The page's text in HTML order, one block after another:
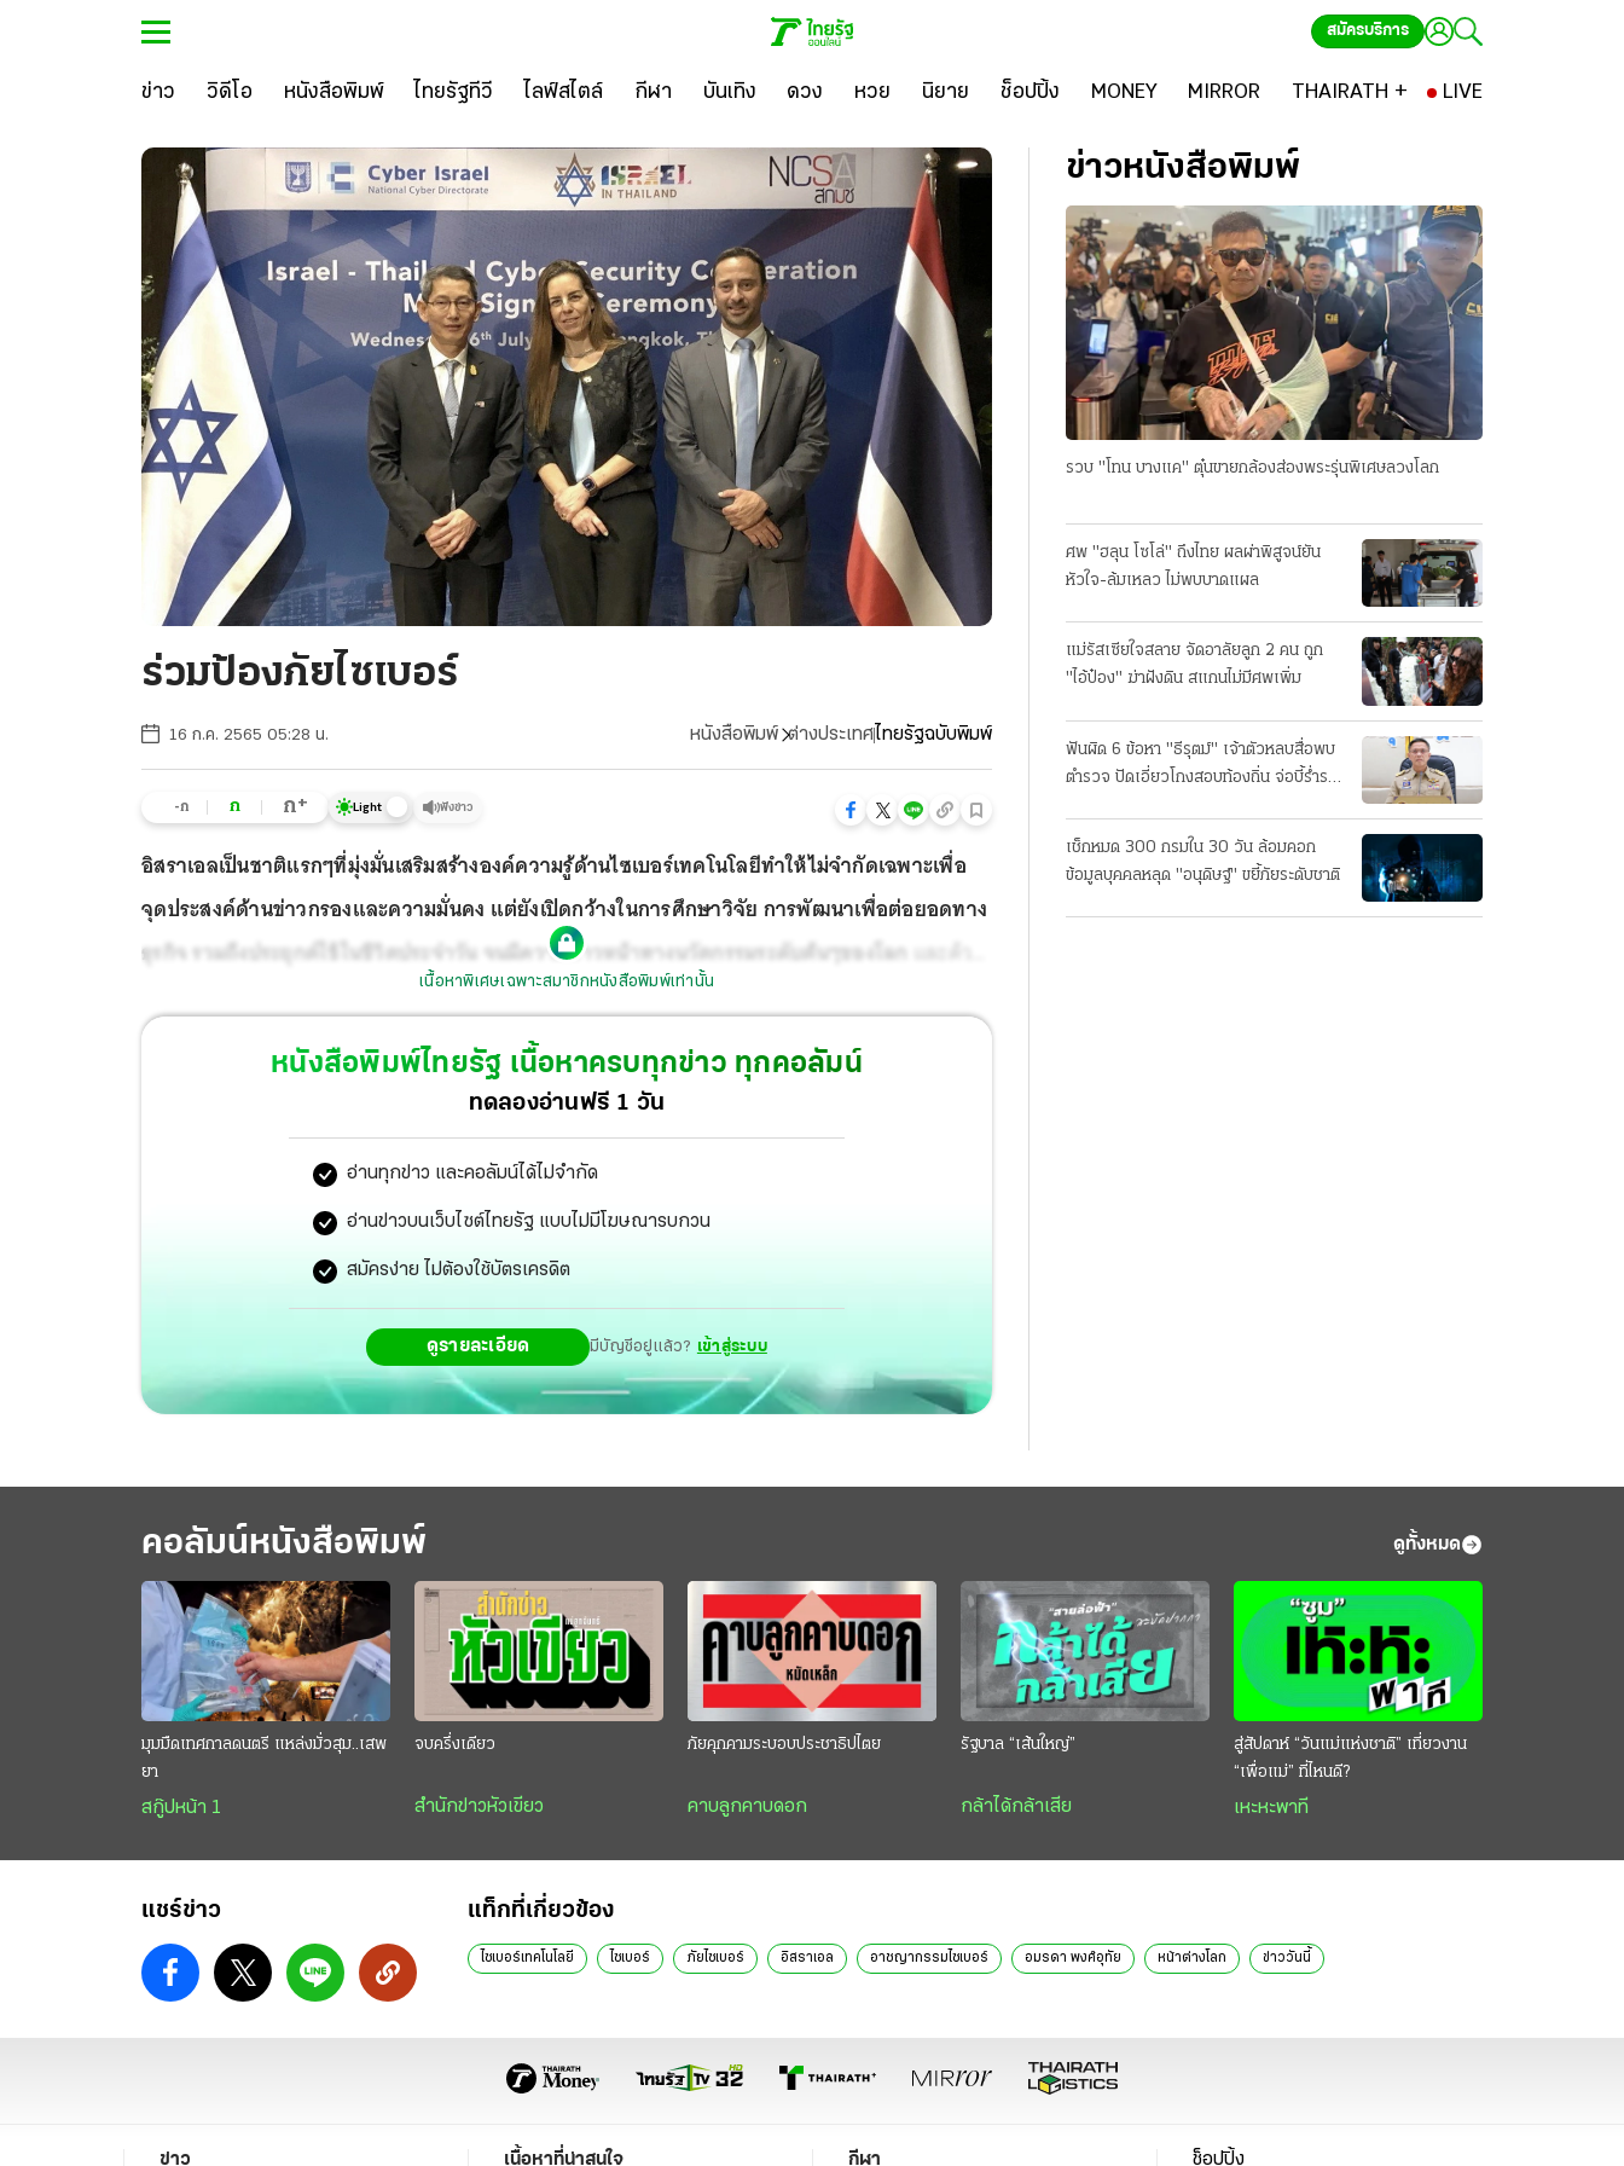
สมัครบริการ
ข่าว วิดีโอ หนังสือพิมพ์ ไทยรัฐทีวี ไลฟ์สไตล์ กีฬา บันเทิง ดวง หวย นิยาย ช็อปปิ้ง MONEY MIRROR THAIRATH + LIVE
ร่วมป้องภัยไซเบอร์
16 ก.ค. 2565 05:28 น. หนังสือพิมพ์ ต่างประเทศไทยรัฐฉบับพิมพ์
-ก ก ก+ Light ฟังข่าว
อิสราเอลเป็นชาติแรกๆที่มุ่งมั่นเสริมสร้างองค์ความรู้ด้านไซเบอร์เทคโนโลยีทำให้ไม่จำกัดเฉพาะเพื่อ
จุดประสงค์ด้านข่าวกรองและความมั่นคง แต่ยังเปิดกว้างในการศึกษาวิจัย การพัฒนาเพื่อต่อยอดทาง
ธุรกิจ รวมถึงประยุกต์ใช้ในชีวิตประจำวัน จนมีความก้าวหน้าทางนวัตกรรมระดับต้นๆของโลก และด้วย
แนวความคิดที่ว่าการรับมือและต่อสู้กับอาชญากรในโลกออนไลน์ไม่อาจสำเร็จได้เพียงลำพัง ต้องอาศัย
ความร่วมมือ แบ่งปันความรู้และประสบการณ์ จึงเป็นที่มาของความร่วมมือทางด้านการป้องกันภัยไซเบอร์
ของอิสราเอลและมิตรประเทศทั่วโลก
เนื้อหาพิเศษเฉพาะสมาชิกหนังสือพิมพ์เท่านั้น
หนังสือพิมพ์ไทยรัฐ เนื้อหาครบทุกข่าว ทุกคอลัมน์
ทดลองอ่านฟรี 1 วัน
อ่านทุกข่าว และคอลัมน์ได้ไม่จำกัด
อ่านข่าวบนเว็บไซต์ไทยรัฐ แบบไม่มีโฆษณารบกวน
สมัครง่าย ไม่ต้องใช้บัตรเครดิต
ดูรายละเอียด มีบัญชีอยู่แล้ว? เข้าสู่ระบบ
ข่าวหนังสือพิมพ์
รวบ "โทน บางแค" ตุ๋นขายกล้องส่องพระรุ่นพิเศษลวงโลก
ศพ "ฮลุน โซโล่" ถึงไทย ผลผ่าพิสูจน์ยัน
หัวใจ-ล้มเหลว ไม่พบบาดแผล
แม่รัสเซียใจสลาย จัดอาลัยลูก 2 คน ถูก
"ไอ้ป๋อง" ฆ่าฝังดิน สแกนไม่มีศพเพิ่ม
ฟันผิด 6 ข้อหา "ธีรุตม์" เจ้าตัวหลบสื่อพบ
ตำรวจ ปัดเอี่ยวโกงสอบท้องถิ่น จ่อบี้รํ่ารวย
เช็กหมด 300 กรมใน 30 วัน ล้อมคอก
ข้อมูลบุคคลหลุด "อนุดิษฐ์" ขยี้ภัยระดับชาติ
คอลัมน์หนังสือพิมพ์ ดูทั้งหมด
มุมมืดเทศกาลดนตรี แหล่งมั่วสุม..เสพ
ยา
สกู๊ปหน้า 1
จบครึ่งเดียว
สำนักข่าวหัวเขียว
ภัยคุกคามระบอบประชาธิปไตย
คาบลูกคาบดอก
รัฐบาล “เส้นใหญ่”
กล้าได้กล้าเสีย
สู่สัปดาห์ “วันแม่แห่งชาติ” เที่ยวงาน
“เพื่อแม่” ที่ไหนดี?
เหะหะพาที
แชร์ข่าว แท็กที่เกี่ยวข้อง
ไซ​เบอร์​เทคโนโลยี ไซ​เบอร์ ภัย​ไซ​เบอร์ อิสราเอล อาชญากรรมไซเบอร์ อมร​ดา พง​ศ์​อุทัย หน้าต่างโลก ข่าววันนี้
ข่าว เนื้อหาที่น่าสนใจ กีฬา ช็อปปิ้ง